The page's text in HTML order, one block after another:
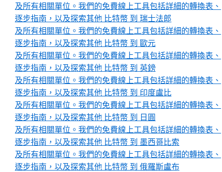
及所有相關單位。我們的免費線上工具包括詳細的轉換表、
逐步指南，以及探索其他 比特幣 到 瑞士法郎
及所有相關單位。我們的免費線上工具包括詳細的轉換表、
逐步指南，以及探索其他 比特幣 到 歐元
及所有相關單位。我們的免費線上工具包括詳細的轉換表、
逐步指南，以及探索其他 比特幣 到 英鎊
及所有相關單位。我們的免費線上工具包括詳細的轉換表、
逐步指南，以及探索其他 比特幣 到 印度盧比
及所有相關單位。我們的免費線上工具包括詳細的轉換表、
逐步指南，以及探索其他 比特幣 到 日圓
及所有相關單位。我們的免費線上工具包括詳細的轉換表、
逐步指南，以及探索其他 比特幣 到 墨西哥比索
及所有相關單位。我們的免費線上工具包括詳細的轉換表、
逐步指南，以及探索其他 比特幣 到 俄羅斯盧布